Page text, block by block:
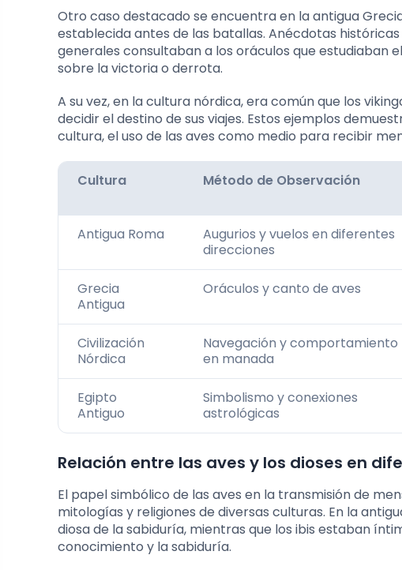
Otro caso destacado se encuentra en la antigua
establecida antes de las batallas. Anécdotas
generales consultaban a los oráculos que
sobre la victoria o derrota.
A su vez, en la cultura nórdica, era común que los
decidir el destino de sus viajes. Estos ejemplos
cultura, el uso de las aves como medio para recibir
Cultura Método de Observación
Antigua Roma
Augurios y vuelos en diferentes
direcciones
Grecia
Antigua
Oráculos y canto de aves
Civilización
Nórdica
Navegación y comportamiento
en manada
Egipto
Antiguo
Simbolismo y conexiones
astrológicas
Relación entre las aves y los dioses en
El papel simbólico de las aves en la transmisión de
mitologías y religiones de diversas culturas. En la
diosa de la sabiduría, mientras que los ibis estaban
conocimiento y la sabiduría.